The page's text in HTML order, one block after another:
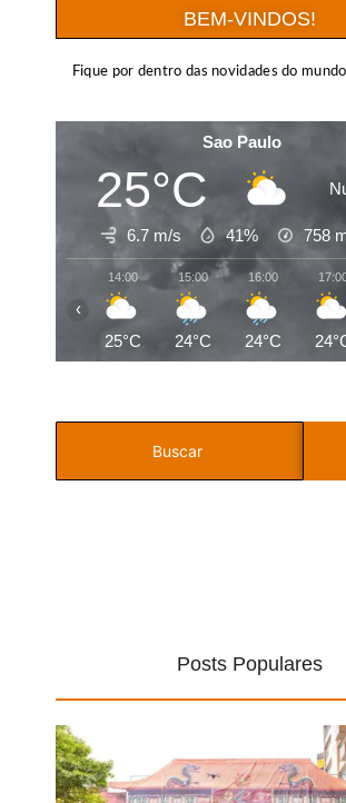
BEM-VINDOS!
Fique por dentro das novidades do
Sao Paulo
25°C
6.7 m/s 41% 758
14:00
25°C
15:00
24°C
16:00
24°C
‹
Posts Populares